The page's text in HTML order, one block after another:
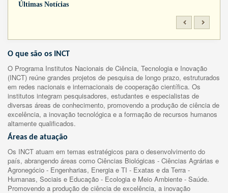
Últimas Notícias
O que são os INCT
O Programa Institutos Nacionais de Ciência, Tecnologia e Inovação
(INCT) reúne grandes projetos de pesquisa de longo prazo, estruturados
em redes nacionais e internacionais de cooperação científica. Os
institutos integram pesquisadores, estudantes e especialistas de
diversas áreas de conhecimento, promovendo a produção de ciência de
excelência, a inovação tecnológica e a formação de recursos humanos
altamente qualificados.
Áreas de atuação
Os INCT atuam em temas estratégicos para o desenvolvimento do
país, abrangendo áreas como Ciências Biológicas - Ciências Agrárias e
Agronegócio - Engenharias, Energia e TI - Exatas e da Terra -
Humanas, Sociais e Educação - Ecologia e Meio Ambiente - Saúde.
Promovendo a produção de ciência de excelência, a inovação